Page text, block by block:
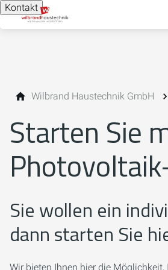
Kontakt
Wilbrand Haustechnik GmbH
Starten Sie
Sie wollen ein
dann starten Sie
Wir bieten Ihnen hier die